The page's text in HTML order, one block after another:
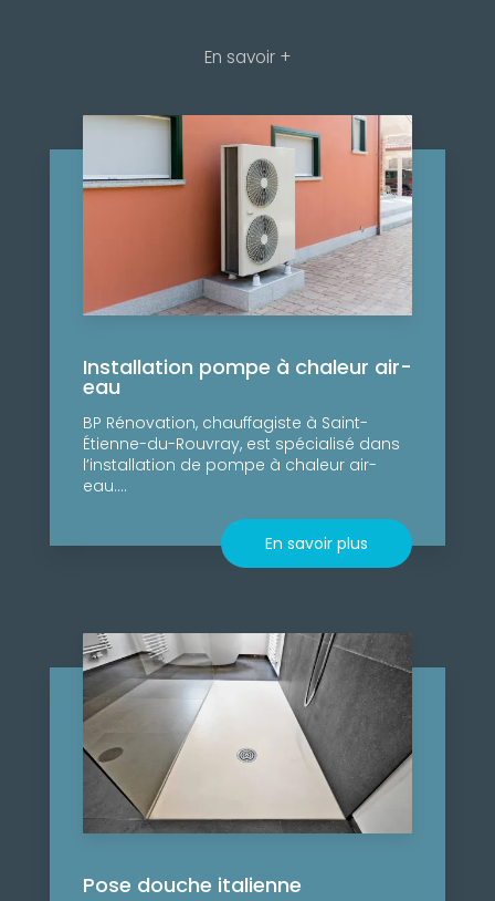
En savoir +
Installation pompe à chaleur air-
eau
BP Rénovation, chauffagiste à Saint-
Étienne-du-Rouvray, est spécialisé dans
l’installation de pompe à chaleur air-
eau....
En savoir plus
Pose douche italienne